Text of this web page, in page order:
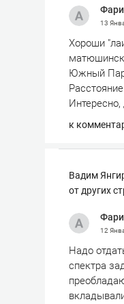
13
Хороши
Южный
Интересно,
к
Вадим
от других
12
Надо
спектра